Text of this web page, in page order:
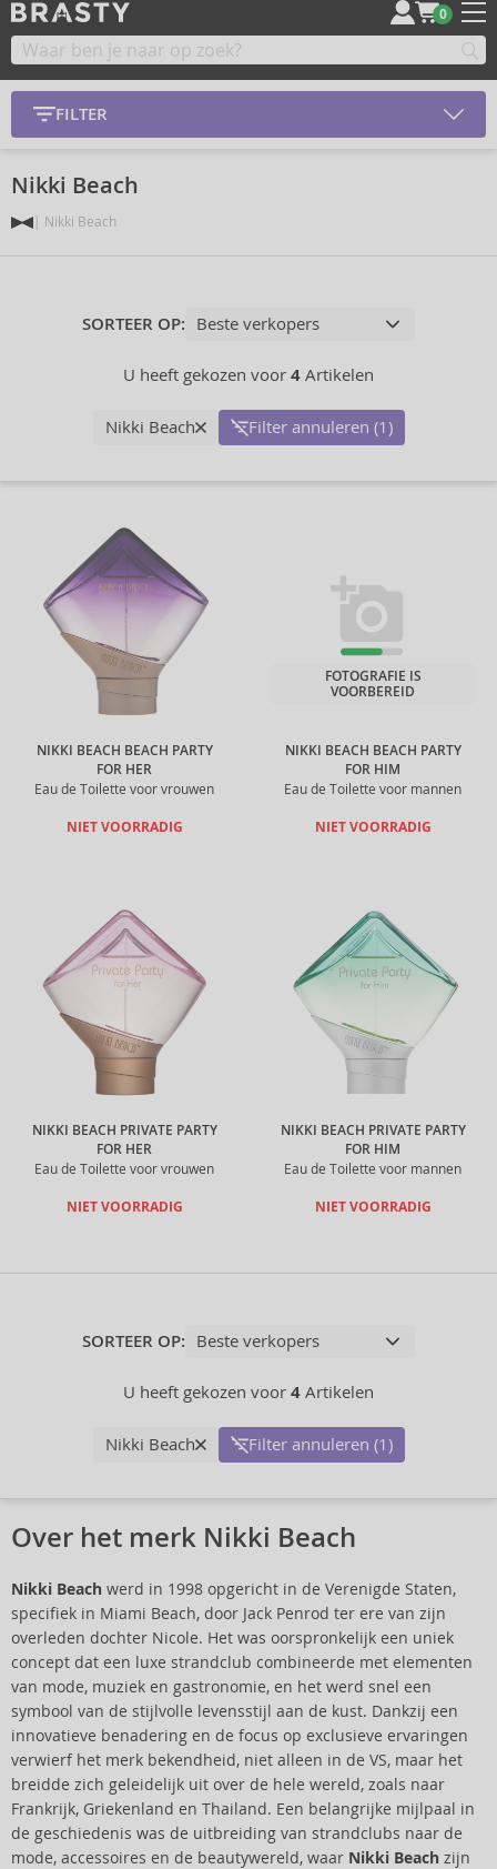
0
FILTER
Nikki Beach
Nikki Beach
SORTEER OP:
U heeft gekozen voor 4 Artikelen
Nikki Beach Filter annuleren (1)
NIKKI BEACH BEACH PARTY
FOR HER
Eau de Toilette voor vrouwen
NIET VOORRADIG
NIKKI BEACH BEACH PARTY
FOR HIM
Eau de Toilette voor mannen
FOTOGRAFIE IS
VOORBEREID
NIET VOORRADIG
NIKKI BEACH PRIVATE PARTY
FOR HER
Eau de Toilette voor vrouwen
NIET VOORRADIG
NIKKI BEACH PRIVATE PARTY
FOR HIM
Eau de Toilette voor mannen
NIET VOORRADIG
SORTEER OP:
U heeft gekozen voor 4 Artikelen
Nikki Beach Filter annuleren (1)
Over het merk Nikki Beach
Nikki Beach werd in 1998 opgericht in de Verenigde Staten,
specifiek in Miami Beach, door Jack Penrod ter ere van zijn
overleden dochter Nicole. Het was oorspronkelijk een uniek
concept dat een luxe strandclub combineerde met elementen
van mode, muziek en gastronomie, en het werd snel een
symbool van de stijlvolle levensstijl aan de kust. Dankzij een
innovatieve benadering en de focus op exclusieve ervaringen
verwierf het merk bekendheid, niet alleen in de VS, maar het
breidde zich geleidelijk uit over de hele wereld, zoals naar
Frankrijk, Griekenland en Thailand. Een belangrijke mijlpaal in
de geschiedenis was de uitbreiding van strandclubs naar de
mode, accessoires en de beautywereld, waar Nikki Beach zijn